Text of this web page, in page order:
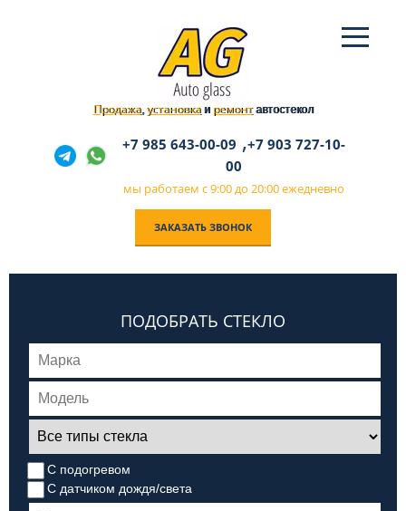
Продажа,установкаи ремонтавтостекол
+7 985 643-00-09 ,+7 903 727-10-
00
мы работаем с 9:00 до 20:00 ежедневно
ЗАКАЗАТЬ ЗВОНОК
ПОДОБРАТЬ СТЕКЛО
С подогревом
С датчиком дождя/света